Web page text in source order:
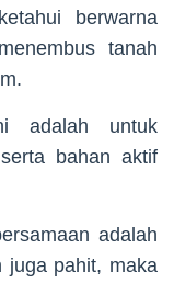
berwarna
tanah
adalah untuk
bahan aktif
adalah
juga pahit, maka